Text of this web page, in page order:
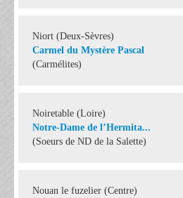
Niort (Deux-Sèvres)
Carmel du Mystère Pascal
(Carmélites)
Noiretable (Loire)
Notre-Dame de l’Hermita...
(Soeurs de ND de la Salette)
Nouan le fuzelier (Centre)